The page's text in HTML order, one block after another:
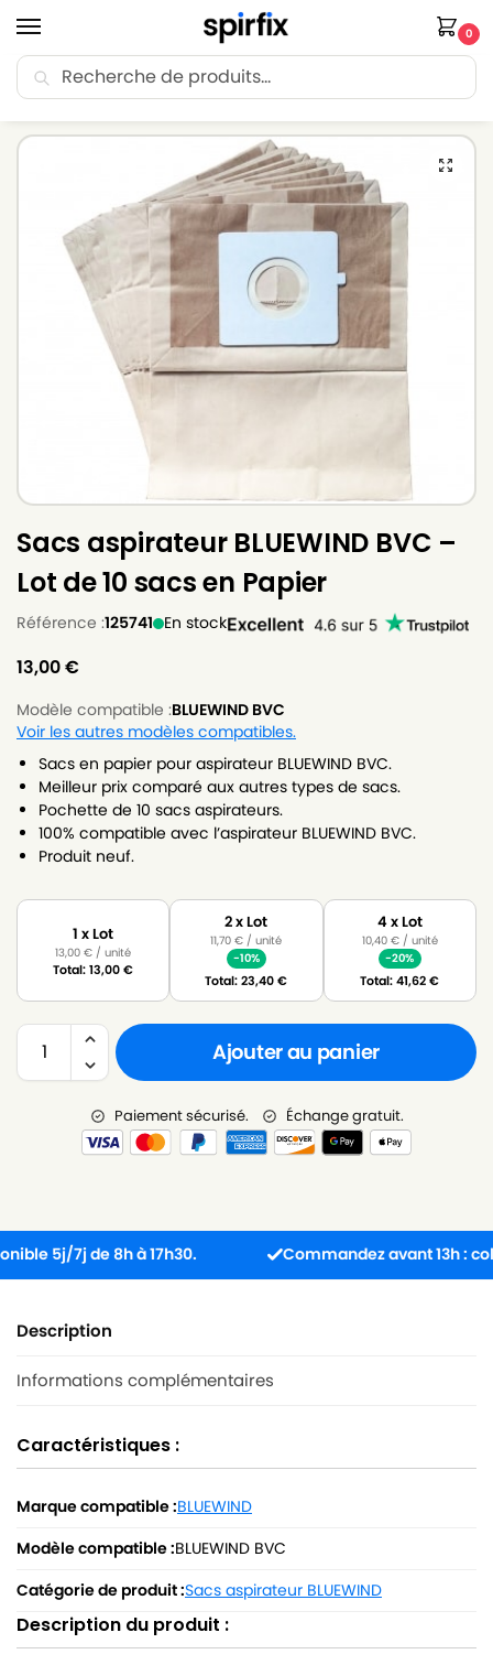
0
🚚 Livraison Point Relais offerte dès 30€ d’achat.
Sacs aspirateur BLUEWIND BVC –
Lot de 10 sacs en Papier
Référence :125741 En stock
13,00€
Modèle compatible :BLUEWIND BVC
Voir les autres modèles compatibles.
Sacs en papier pour aspirateur BLUEWIND BVC.
Meilleur prix comparé aux autres types de sacs.
Pochette de 10 sacs aspirateurs.
100% compatible avec l’aspirateur BLUEWIND BVC.
Produit neuf.
1 x Lot
13,00€ / unité
Total:13,00€
2 x Lot
11,70€ / unité
-10%
Total:23,40€
4 x Lot
10,40 €/ unité
-20%
Total:41,62€
Ajouter au panier
Paiement sécurisé. Échange gratuit.
5j/7j de 8h à 17h30. Commandez avant 13h : colis
Description
Informations complémentaires
Caractéristiques :
Marque compatible :BLUEWIND
Modèle compatible :BLUEWIND BVC
Catégorie de produit :Sacs aspirateur BLUEWIND
Description du produit :